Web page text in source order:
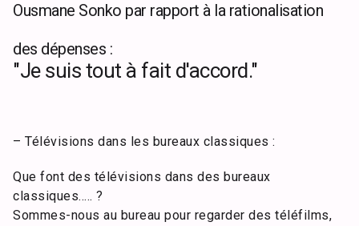
Ousmane Sonko par rapport à la rationalisation
des dépenses :
"Je suis tout à fait d'accord."
– Télévisions dans les bureaux classiques :
Que font des télévisions dans des bureaux
classiques….. ?
Sommes-nous au bureau pour regarder des téléfilms,